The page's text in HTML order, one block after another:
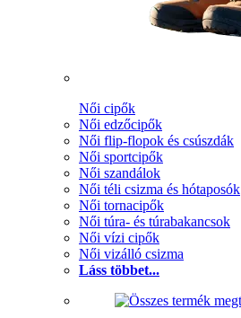
Női cipők
Női edzőcipők
Női flip-flopok és csúszdák
Női sportcipők
Női szandálok
Női téli csizma és hótaposók
Női tornacipők
Női túra- és túrabakancsok
Női vízi cipők
Női vizálló csizma
Láss többet...